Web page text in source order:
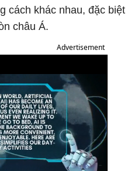
cách khác nhau, đặc biệt
châu Á.
Advertisement